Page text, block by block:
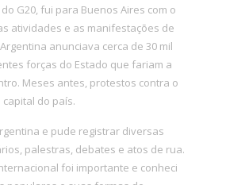
G20, fui para Buenos Aires com o
atividades e as manifestações de
anunciava cerca de 30 mil
forças do Estado que fariam a
Meses antes, protestos contra o
capital do país.
e pude registrar diversas
palestras, debates e atos de rua.
foi importante e conheci